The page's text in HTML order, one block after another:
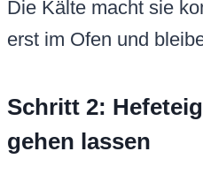
Die Kälte macht sie
erst im Ofen und
Schritt 2:
gehen lassen